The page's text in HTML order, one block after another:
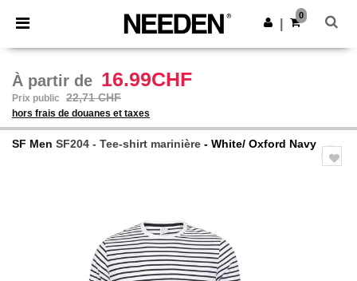
× Appli Needen
Meilleurs prix sur l’app !
Obtenir l'appli
0
À partir de 16.99CHF
Prix public 22,71 CHF
hors frais de douanes et taxes
SF Men SF204 - Tee-shirt marinière - White/ Oxford Navy